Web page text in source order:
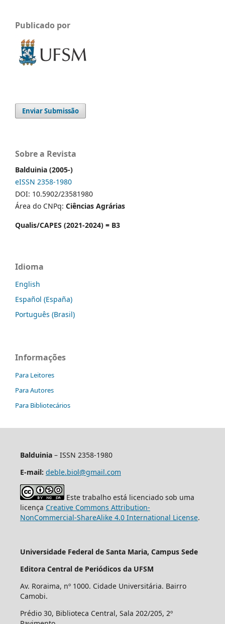
Publicado por
Enviar Submissão
Sobre a Revista
Balduinia (2005-)
eISSN 2358-1980
DOI: 10.5902/23581980
Área do CNPq: Ciências Agrárias
Qualis/CAPES (2021-2024) = B3
Idioma
English
Español (España)
Português (Brasil)
Informações
Para Leitores
Para Autores
Para Bibliotecários
Balduinia – ISSN 2358-1980
E-mail: deble.biol@gmail.com
Este trabalho está licenciado sob uma
licença Creative Commons Attribution-
NonCommercial-ShareAlike 4.0 International License.
Universidade Federal de Santa Maria, Campus Sede
Editora Central de Periódicos da UFSM
Av. Roraima, nº 1000. Cidade Universitária. Bairro
Camobi.
Prédio 30, Biblioteca Central, Sala 202/205, 2º